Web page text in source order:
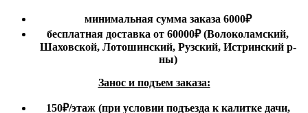
минимальная сумма заказа 6000₽
бесплатная доставка от 60000₽ (Волоколамский,
Шаховской, Лотошинский, Рузский, Истринский р-
ны)
Занос и подъем заказа:
150₽/этаж(при условии подъезда к калитке дачи,